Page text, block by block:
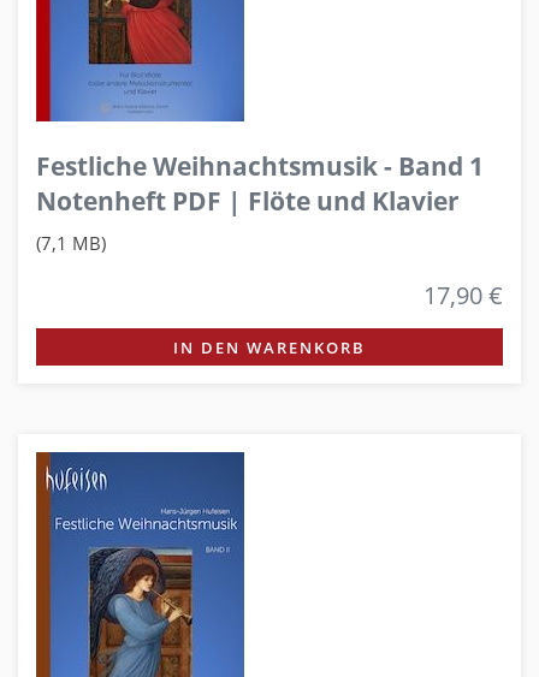
Festliche Weihnachtsmusik - Band 1
Notenheft PDF | Flöte und Klavier
(7,1 MB)
17,90 €
IN DEN WARENKORB